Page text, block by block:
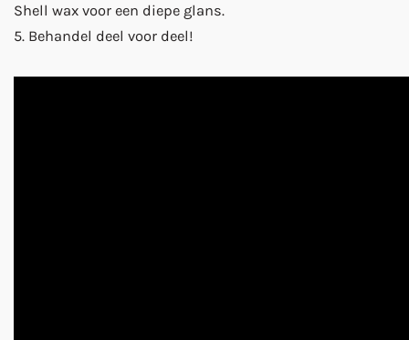
Shell wax voor een diepe glans.
5. Behandel deel voor deel!